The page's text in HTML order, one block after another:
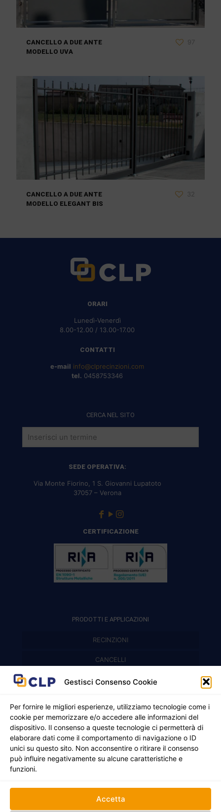
Gestisci Consenso Cookie
Per fornire le migliori esperienze, utilizziamo tecnologie come i
cookie per memorizzare e/o accedere alle informazioni del
dispositivo. Il consenso a queste tecnologie ci permetterà di
elaborare dati come il comportamento di navigazione o ID
unici su questo sito. Non acconsentire o ritirare il consenso
può influire negativamente su alcune caratteristiche e
funzioni.
Accetta
CANCELLO A DUE ANTE
MODELLO UVA
97
CANCELLO A DUE ANTE
MODELLO ELEGANT BIS
32
ORARI
Lunedì-Venerdì
8.00-12.00 / 13.00-17.00
CONTATTI
e-mail info@clprecinzioni.com
tel. 0458753346
CERCA NEL SITO
SEDE OPERATIVA:
Via Monte Fiorino, 1 S. Giovanni Lupatoto
37057 – Verona
CERTIFICAZIONE
PRODOTTI E APPLICAZIONI
RECINZIONI
Recinzioni modulari
Recinzioni a pannelli
CANCELLI
Cancelli prefabbricati
Cancelli in ferro battuto
Cancelli a due ante
Cancelli scorrevoli
APPLICAZIONI
Griglie e chiusini
Inferriate
Nicchie per gas ed elettricità
© 2021 - 2026 CLP SRLS All Rights Reserved.
CF e P. IVA 05130250235 | Sede legale Via Alessandro
Credits:Creativart
CANCELLI